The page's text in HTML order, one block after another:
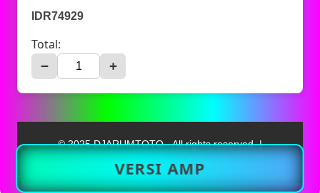
IDR74929
Total:
− +
VERSI AMP
© 2025 DJARUMTOTO - All rights reserved. |